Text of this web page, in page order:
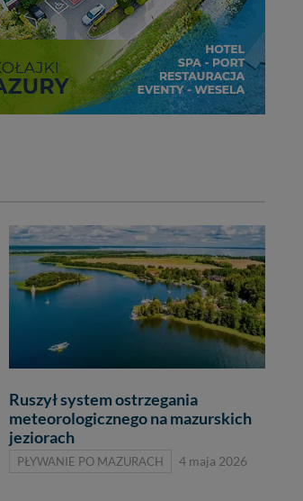
Ruszył system ostrzegania
meteorologicznego na mazurskich
jeziorach
PŁYWANIE PO MAZURACH 4 maja 2026